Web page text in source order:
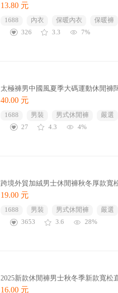
13.80 元
1688 內衣 保暖內衣 保暖褲
326
3.3 7%
太極褲男中國風夏季大碼運動休閒褲
40.00 元
1688 男裝 男式休閒褲
嚴選
27
4.3 4%
跨境外貿加絨男士休閒褲秋冬厚款寬
19.00 元
1688 男裝 男式休閒褲
嚴選
3653
3.6 28%
2025新款休閒褲男士秋冬季新款寬松
16.00 元